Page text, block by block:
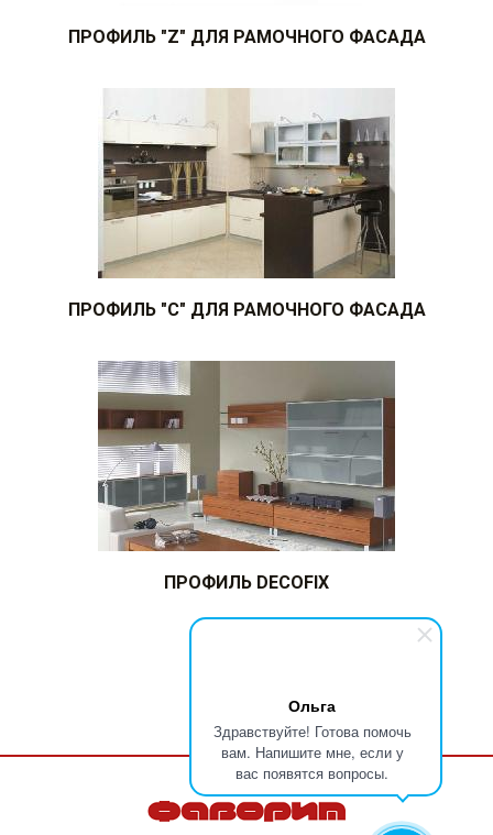
Ольга
Здравствуйте! Готова помочь
вам. Напишите мне, если у
вас появятся вопросы.
ПРОФИЛЬ "Z" ДЛЯ РАМОЧНОГО ФАСАДА
ПРОФИЛЬ "С" ДЛЯ РАМОЧНОГО ФАСАДА
ПРОФИЛЬ DECOFIX